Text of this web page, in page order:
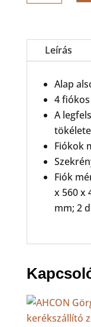
alsó
Leírás
Alap
4
A
Fiókok
Fiók
x 560 x
mm; 2